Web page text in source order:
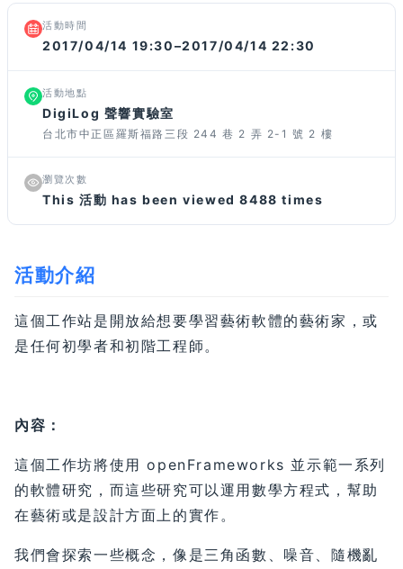
活動時間
2017/04/14 19:30–2017/04/14 22:30
活動地點
DigiLog 聲響實驗室
台北市中正區羅斯福路三段 244 巷 2 弄 2-1 號 2 樓
瀏覽次數
This 活動 has been viewed 8488 times
活動介紹
這個工作站是開放給想要學習藝術軟體的藝術家，或
是任何初學者和初階工程師。
內容：
這個工作坊將使用 openFrameworks 並示範一系列
的軟體研究，而這些研究可以運用數學方程式，幫助
在藝術或是設計方面上的實作。
我們會探索一些概念，像是三角函數、噪音、隨機亂